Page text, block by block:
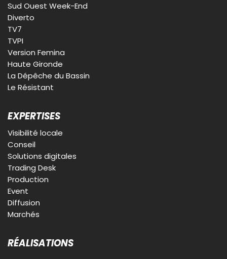
Sud Ouest Week-End
Diverto
TV7
TVPI
Version Femina
Haute Gironde
La Dépêche du Bassin
Le Résistant
EXPERTISES
Visibilité locale
Conseil
Solutions digitales
Trading Desk
Production
Event
Diffusion
Marchés
RÉALISATIONS